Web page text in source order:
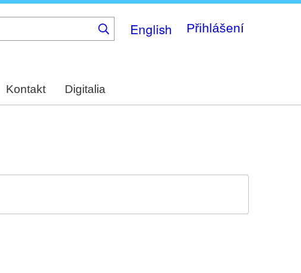
English Přihlášení
Kontakt Digitalia